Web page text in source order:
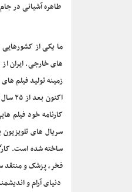
طاهره آشیانی در
ما یکی از
های خارجی. ایران
زمینه تولید فیلم
کارنامه خود فیلم
سریال های
ساخته شده است.
فخر، پزشک و منتقد
دنیای آرام و